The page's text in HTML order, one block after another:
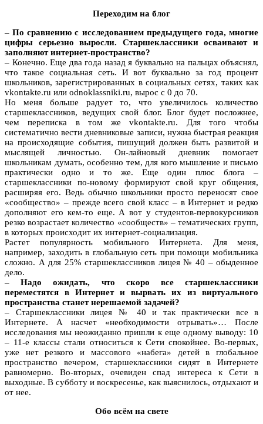
Переходим на блог
– По сравнению с исследованием предыдущего года, многие
цифры серьезно выросли. Старшеклассники осваивают и
заполняют интернет-пространство?
– Конечно. Еще два года назад я буквально на пальцах объяснял,
что такое социальная сеть. И вот буквально за год процент
школьников, зарегистрированных в социальных сетях, таких как
vkontakte.ru или odnoklassniki.ru, вырос с 0 до 70.
Но меня больше радует то, что увеличилось количество
старшеклассников, ведущих свой блог. Блог будет посложнее,
чем переписка в том же vkontakte.ru. Для того чтобы
систематично вести дневниковые записи, нужна быстрая реакция
на происходящие события, пишущий должен быть развитой и
мыслящей личностью. Он-лайновый дневник помогает
школьникам думать, особенно тем, для кого мышление и письмо
практически одно и то же. Еще один плюс блога –
старшеклассники по-новому формируют свой круг общения,
расширяя его. Ведь обычно школьники просто переносят свое
«сообщество» – прежде всего свой класс – в Интернет и редко
дополняют его кем-то еще. А вот у студентов-первокурсников
резко возрастает количество «сообществ» – тематических групп,
в которых происходит их интернет-социализация.
Растет популярность мобильного Интернета. Для меня,
например, заходить в глобальную сеть при помощи мобильника
сложно. А для 25% старшеклассников лицея № 40 – обыденное
дело.
– Надо ожидать, что скоро все старшеклассники
переместятся в Интернет и вырвать их из виртуального
пространства станет нерешаемой задачей?
– Старшеклассники лицея № 40 и так практически все в
Интернете. А насчет «необходимости отрывать»… После
исследования мы неожиданно пришли к еще одному выводу: 10
– 11-е классы стали относиться к Сети спокойнее. Во-первых,
уже нет резкого и массового «набега» детей в глобальное
пространство вечером, старшеклассники сидят в Интернете
равномерно. Во-вторых, очевиден спад интереса к Сети в
выходные. В субботу и воскресенье, как выяснилось, отдыхают и
от нее.
Обо всём на свете